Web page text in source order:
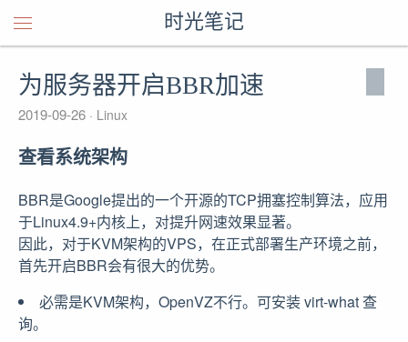
时光笔记
为服务器开启BBR加速
2019-09-26 Linux
查看系统架构
BBR是Google提出的一个开源的TCP拥塞控制算法，应用
于Linux4.9+内核上，对提升网速效果显著。
因此，对于KVM架构的VPS，在正式部署生产环境之前，
首先开启BBR会有很大的优势。
必需是KVM架构，OpenVZ不行。可安装 virt-what 查
询。